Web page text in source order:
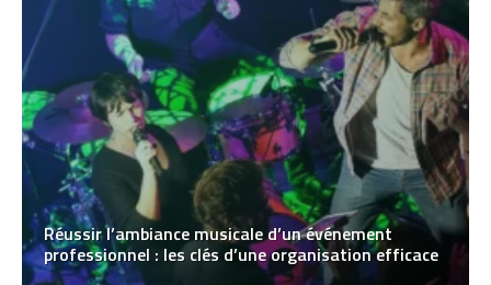
Réussir l’ambiance musicale d’un événement
professionnel : les clés d’une organisation efficace